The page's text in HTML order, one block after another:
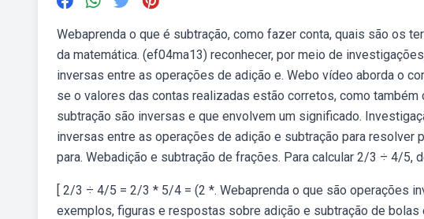
Webaprenda o que é subtração, como fazer conta, quais são os
da matemática. (ef04ma13) reconhecer, por meio de
inversas entre as operações de adição e. Webo vídeo aborda o
se o valores das contas realizadas estão corretos, como
subtração são inversas e que envolvem um significado.
inversas entre as operações de adição e subtração para resolver
para. Webadição e subtração de frações. Para calcular 2/3 ÷ 4/
[ 2/3 ÷ 4/5 = 2/3 * 5/4 = (2 *. Webaprenda o que são operações
exemplos, figuras e respostas sobre adição e subtração de